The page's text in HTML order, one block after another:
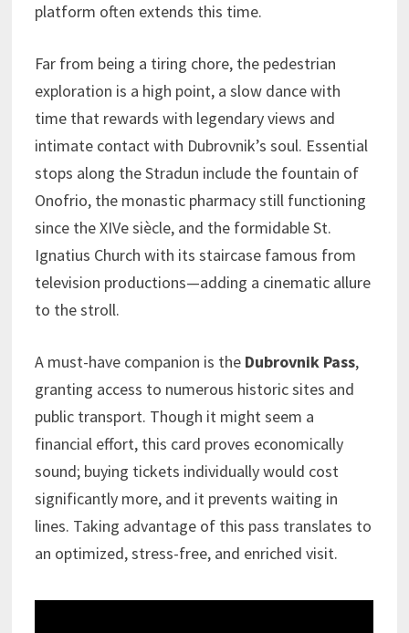
platform often extends this time.
Far from being a tiring chore, the pedestrian
exploration is a high point, a slow dance with
time that rewards with legendary views and
intimate contact with Dubrovnik’s soul. Essential
stops along the Stradun include the fountain of
Onofrio, the monastic pharmacy still functioning
since the XIVe siècle, and the formidable St.
Ignatius Church with its staircase famous from
television productions—adding a cinematic allure
to the stroll.
A must-have companion is the Dubrovnik Pass,
granting access to numerous historic sites and
public transport. Though it might seem a
financial effort, this card proves economically
sound; buying tickets individually would cost
significantly more, and it prevents waiting in
lines. Taking advantage of this pass translates to
an optimized, stress-free, and enriched visit.